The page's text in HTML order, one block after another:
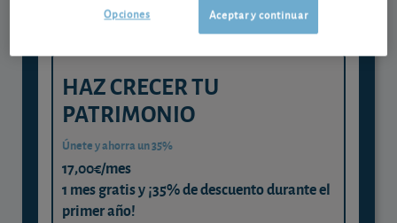
HAZ CRECER TU
PATRIMONIO
Únete y ahorra un 35%
17,00€/mes
1 mes gratis y ¡35% de descuento durante el
primer año!
Aceptar y continuar
Opciones